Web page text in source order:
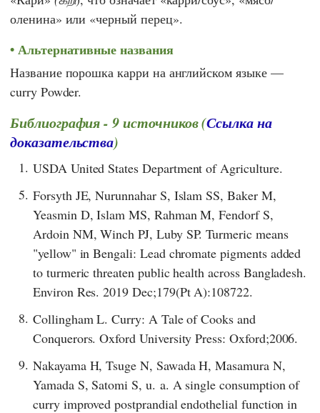
оленина» или «черный перец».
Альтернативные названия
Название порошка карри на английском языке —
curry Powder.
Библиография - 9 источников (Ссылка на
доказательства)
1. USDA United States Department of Agriculture.
5. Forsyth JE, Nurunnahar S, Islam SS, Baker M,
Yeasmin D, Islam MS, Rahman M, Fendorf S,
Ardoin NM, Winch PJ, Luby SP. Turmeric means
"yellow" in Bengali: Lead chromate pigments added
to turmeric threaten public health across Bangladesh.
Environ Res. 2019 Dec;179(Pt A):108722.
8. Collingham L. Curry: A Tale of Cooks and
Conquerors. Oxford University Press: Oxford;2006.
9. Nakayama H, Tsuge N, Sawada H, Masamura N,
Yamada S, Satomi S, u. a. A single consumption of
curry improved postprandial endothelial function in